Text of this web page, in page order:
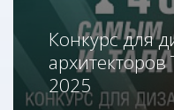
Конкурс для
2025